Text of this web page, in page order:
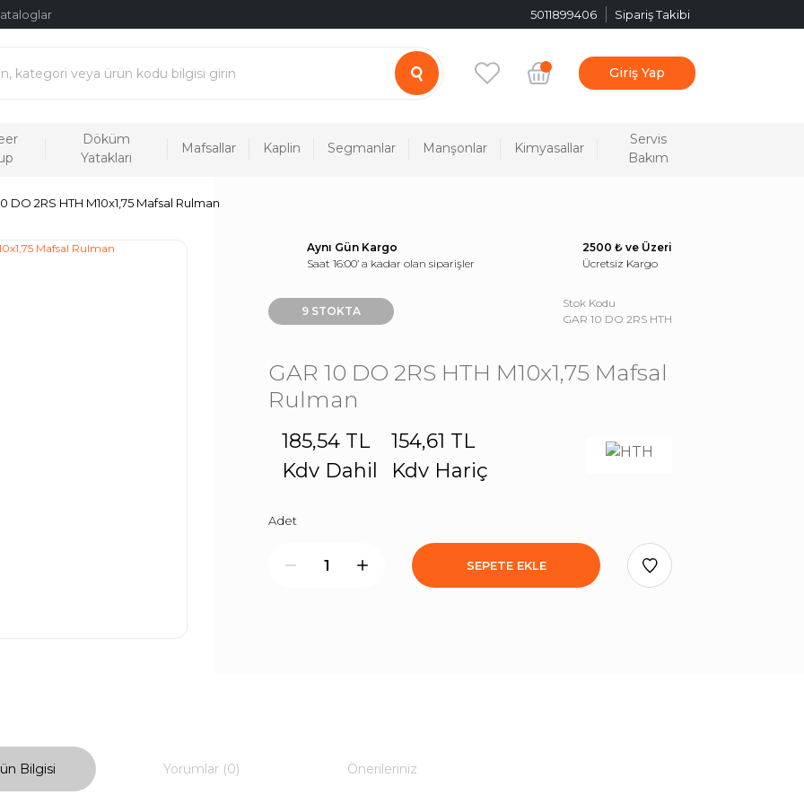
5011899406 Sipariş Takibi
Giriş Yap
Döküm
Yatakları
Mafsallar Kaplin Segmanlar Manşonlar Kimyasallar
Servis
Bakım
DO 2RS HTH M10x1,75 Mafsal Rulman
Aynı Gün Kargo
Saat 16:00’ a kadar olan siparişler
2500 ₺ ve Üzeri
Ücretsiz Kargo
9 STOKTA
Stok Kodu
GAR 10 DO 2RS HTH
GAR 10 DO 2RS HTH M10x1,75 Mafsal
Rulman
185,54 TL
Kdv Dahil
154,61 TL
Kdv Hariç
Adet
SEPETE EKLE
Bilgisi Yorumlar (0) Önerileriniz